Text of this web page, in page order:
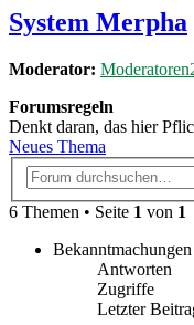
System Merpha
Moderator:
Forumsregeln
Denkt daran, das hier
Neues Thema
6 Themen • Seite 1 von 1
Bekanntmachungen
Antworten
Zugriffe
Letzter